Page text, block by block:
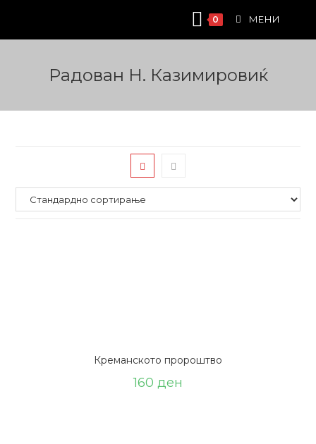
content
0 МЕНИ
Радован Н. Казимировиќ
Креманското пророштво
160 ден